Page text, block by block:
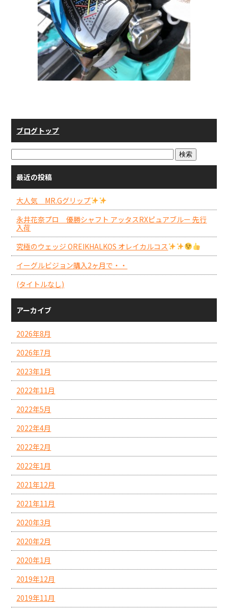
ブログトップ
最近の投稿
大人気 MR.Gグリップ
永井花奈プロ 優勝シャフト アッタスRXピュアブルー 先行
入荷
究極のウェッジ OREIKHALKOS オレイカルコス
イーグルビジョン購入2ヶ月で・・
(タイトルなし)
アーカイブ
2026年8月
2026年7月
2023年1月
2022年11月
2022年5月
2022年4月
2022年2月
2022年1月
2021年12月
2021年11月
2020年3月
2020年2月
2020年1月
2019年12月
2019年11月